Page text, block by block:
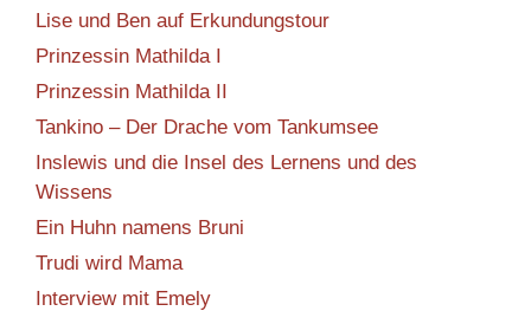
Lise und Ben auf Erkundungstour
Prinzessin Mathilda I
Prinzessin Mathilda II
Tankino – Der Drache vom Tankumsee
Inslewis und die Insel des Lernens und des
Wissens
Ein Huhn namens Bruni
Trudi wird Mama
Interview mit Emely